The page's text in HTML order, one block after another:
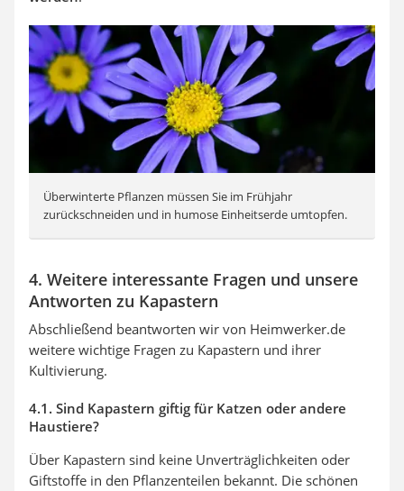
Überwinterte Pflanzen müssen Sie im Frühjahr
zurückschneiden und in humose Einheitserde umtopfen.
4. Weitere interessante Fragen und unsere
Antworten zu Kapastern
Abschließend beantworten wir von Heimwerker.de
weitere wichtige Fragen zu Kapastern und ihrer
Kultivierung.
4.1. Sind Kapastern giftig für Katzen oder andere
Haustiere?
Über Kapastern sind keine Unverträglichkeiten oder
Giftstoffe in den Pflanzenteilen bekannt. Die schönen